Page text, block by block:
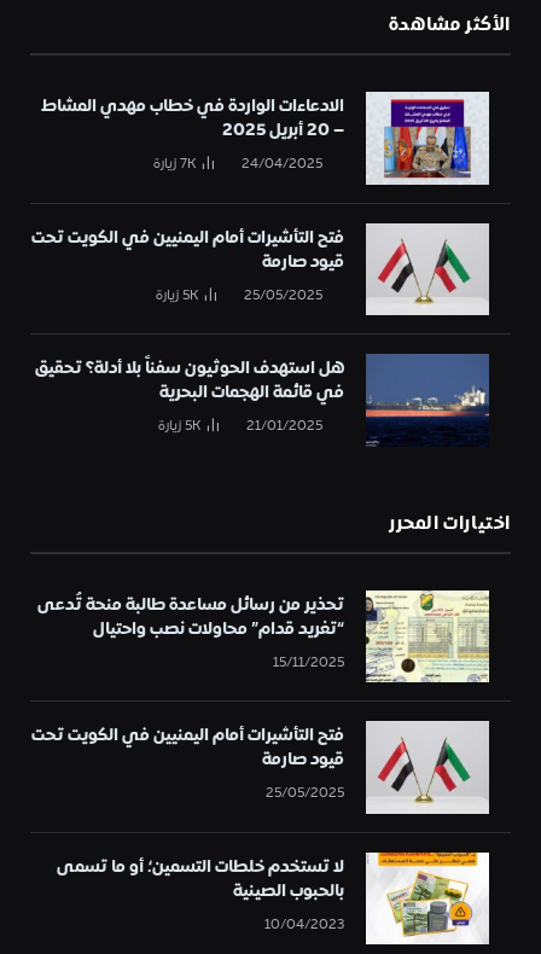
الأكثر مشاهدة
الادعاءات الواردة في خطاب مهدي المشاط
– 20 أبريل 2025
24/04/2025
7Kزيارة
فتح التأشيرات أمام اليمنيين في الكويت تحت
قيود صارمة
25/05/2025
5Kزيارة
هل استهدف الحوثيون سفناً بلا أدلة؟ تحقيق
في قائمة الهجمات البحرية
21/01/2025
5Kزيارة
اختيارات المحرر
تحذير من رسائل مساعدة طالبة منحة تُدعى
“تغريد قدام” محاولات نصب واحتيال
15/11/2025
فتح التأشيرات أمام اليمنيين في الكويت تحت
قيود صارمة
25/05/2025
لا تستخدم خلطات التسمين؛ أو ما تسمى
بالحبوب الصينية
10/04/2023